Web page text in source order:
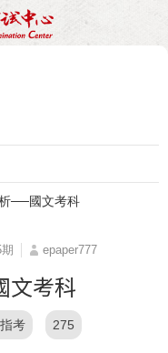
──國文考科
epaper777
文考科
考 275